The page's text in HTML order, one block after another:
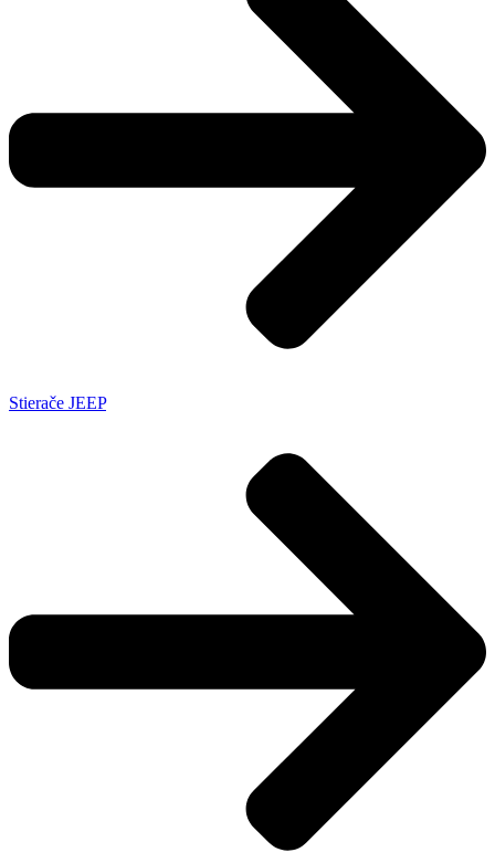
Stierače JEEP